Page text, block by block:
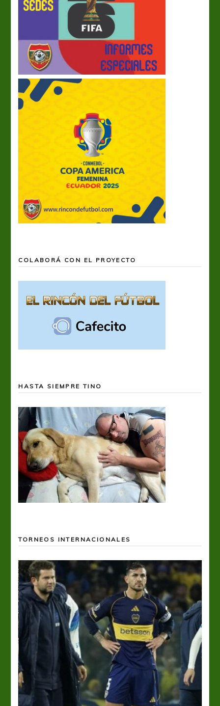
COLABORÁ CON EL PROYECTO
HASTA SIEMPRE TINO
TORNEOS INTERNACIONALES